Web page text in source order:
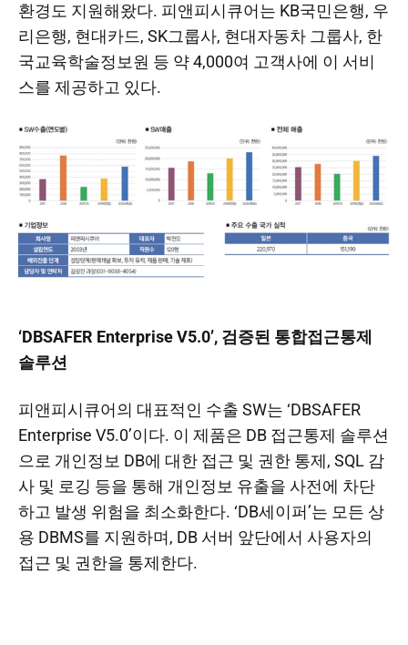
환경도 지원해왔다. 피앤피시큐어는 KB국민은행, 우
리은행, 현대카드, SK그룹사, 현대자동차 그룹사, 한
국교육학술정보원 등 약 4,000여 고객사에 이 서비
스를 제공하고 있다.
‘DBSAFER Enterprise V5.0’, 검증된 통합접근통제
솔루션
피앤피시큐어의 대표적인 수출 SW는 ‘DBSAFER
Enterprise V5.0’이다. 이 제품은 DB 접근통제 솔루션
으로 개인정보 DB에 대한 접근 및 권한 통제, SQL 감
사 및 로깅 등을 통해 개인정보 유출을 사전에 차단
하고 발생 위험을 최소화한다. ‘DB세이퍼’는 모든 상
용 DBMS를 지원하며, DB 서버 앞단에서 사용자의
접근 및 권한을 통제한다.